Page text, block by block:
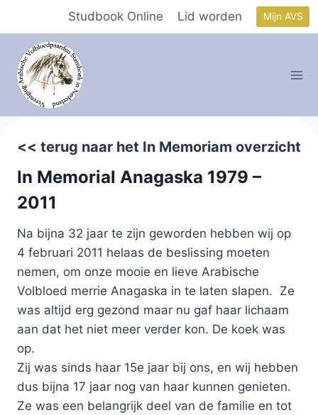
inhoud
Studbook Online Lid worden Mijn AVS
<< terug naar het In Memoriam overzicht
In Memorial Anagaska 1979 –
2011
Na bijna 32 jaar te zijn geworden hebben wij op
4 februari 2011 helaas de beslissing moeten
nemen, om onze mooie en lieve Arabische
Volbloed merrie Anagaska in te laten slapen. Ze
was altijd erg gezond maar nu gaf haar lichaam
aan dat het niet meer verder kon. De koek was
op.
Zij was sinds haar 15e jaar bij ons, en wij hebben
dus bijna 17 jaar nog van haar kunnen genieten.
Ze was een belangrijk deel van de familie en tot